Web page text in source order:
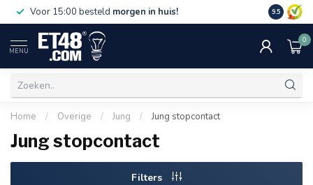
Voor 15:00 besteld morgen in huis! Gratis
€75,-.
9.5
MENU
0
Home / Overige / Jung / Jung stopcontact
Jung stopcontact
Filters